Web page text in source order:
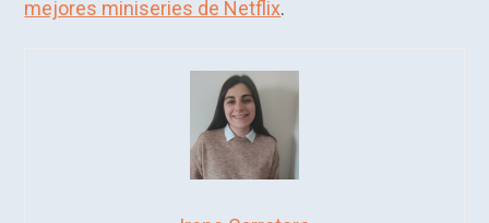
mejores miniseries de Netflix.